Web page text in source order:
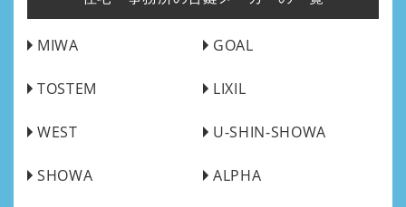
MIWA GOAL
TOSTEM LIXIL
WEST U-SHIN-SHOWA
SHOWA ALPHA